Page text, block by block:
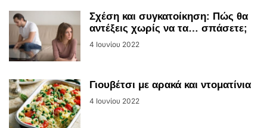
Σχέση και συγκατοίκηση: Πώς θα
αντέξεις χωρίς να τα… σπάσετε;
4 Ιουνίου 2022
Γιουβέτσι με αρακά και ντοματίνια
4 Ιουνίου 2022